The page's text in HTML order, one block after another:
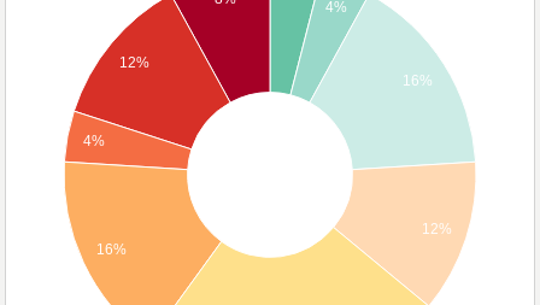
4%
16%
12%
12%
4%
16%